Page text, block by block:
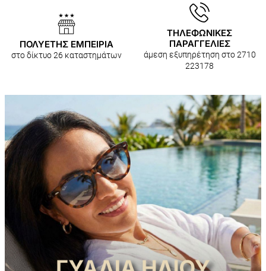
ΠΟΛΥΕΤΗΣ ΕΜΠΕΙΡΙΑ
στο δίκτυο 26 καταστημάτων
ΤΗΛΕΦΩΝΙΚΕΣ
ΠΑΡΑΓΓΕΛΙΕΣ
άμεση εξυπηρέτηση στο 2710
223178